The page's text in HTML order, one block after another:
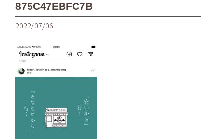
875C47EBFC7B
2022/07/06